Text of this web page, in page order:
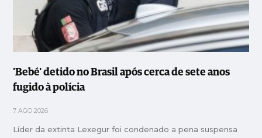
'Bebé' detido no Brasil após cerca de sete anos
fugido à polícia
7 AGO 2026
Líder da extinta Lexegur foi condenado a pena suspensa